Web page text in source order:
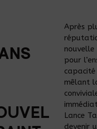
Après
pour
mêlant
Lance
devenir